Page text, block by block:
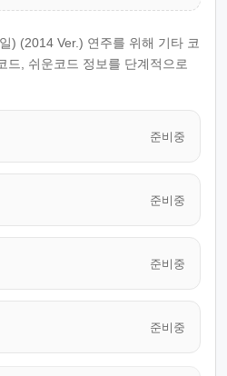
) (2014 Ver.) 연주를 위해 기타 코
드, 쉬운코드 정보를 단계적으로
준비중
준비중
준비중
준비중